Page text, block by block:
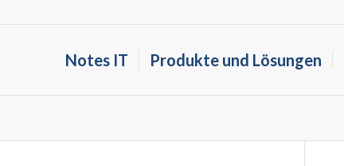
Notes IT Produkte und Lösungen